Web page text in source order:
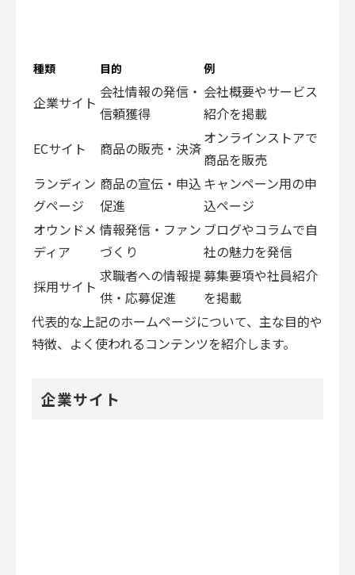
種類 目的 例
企業サイト
会社情報の発信・
信頼獲得
会社概要やサービス
紹介を掲載
ECサイト
商品の販売・決済
オンラインストアで
商品を販売
ランディン
グページ
商品の宣伝・申込
促進
キャンペーン用の申
込ページ
オウンドメ
ディア
情報発信・ファン
づくり
ブログやコラムで自
社の魅力を発信
採用サイト
求職者への情報提
供・応募促進
募集要項や社員紹介
を掲載
代表的な上記のホームページについて、主な目的や
特徴、よく使われるコンテンツを紹介します。
企業サイト